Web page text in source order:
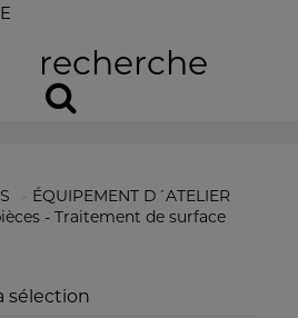
recherche
ÉQUIPEMENT D´ATELIER
- Traitement de surface
sélection